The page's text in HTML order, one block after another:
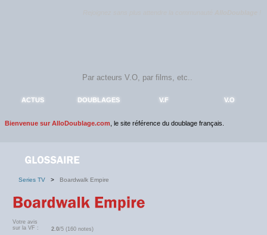
ACTUS DOUBLAGES V.F V.O
Bienvenue sur AlloDoublage.com , le site référence du doublage français.
Series TV > Boardwalk Empire
Votre avis
sur la VF :
2.0/5 (160 notes)